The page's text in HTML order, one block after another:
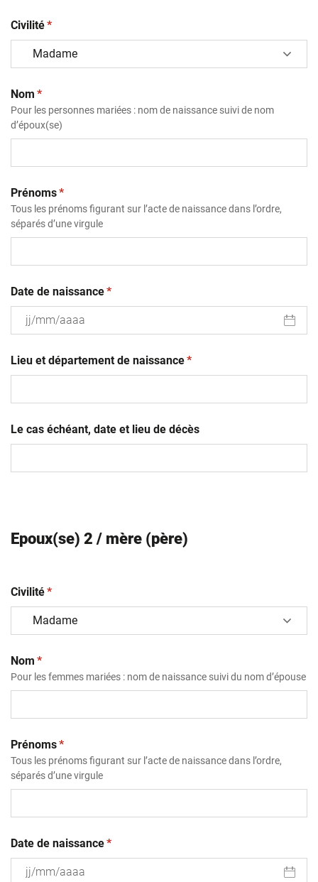
Civilité(obligatoire)
*
Nom (obligatoire)
*
Pour les personnes mariées : nom de naissance suivi de nom
d’époux(se)
Prénoms(obligatoire)
*
Tous les prénoms figurant sur l’acte de naissance dans l’ordre,
séparés d’une virgule
Date de naissance(obligatoire)
*
slash
MM
Lieu et département de naissance(obligatoire)
*
Le cas échéant, date et lieu de décès
Epoux(se) 2 / mère (père)
Civilité(obligatoire)
*
Nom (obligatoire)
*
Pour les femmes mariées : nom de naissance suivi du nom d’épouse
Prénoms(obligatoire)
*
Tous les prénoms figurant sur l’acte de naissance dans l’ordre,
séparés d’une virgule
Date de naissance(obligatoire)
*